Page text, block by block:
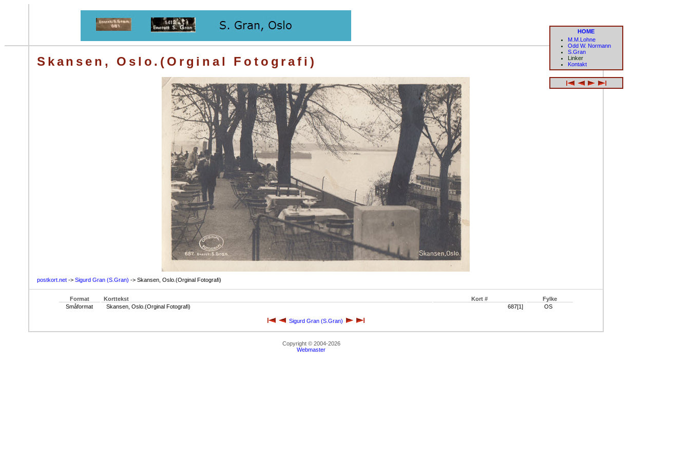
Skansen, Oslo.(Orginal Fotografi)
postkort.net -> Sigurd Gran (S.Gran) -> Skansen, Oslo.(Orginal Fotografi)
Format Korttekst Kort #
Fylke
Småformat
Skansen, Oslo.(Orginal Fotografi) 687[1] OS
Sigurd Gran (S.Gran)
HOME
M.M.Lohne
Odd W. Normann
S.Gran
Linker
Kontakt
Copyright © 2004-2026
Webmaster